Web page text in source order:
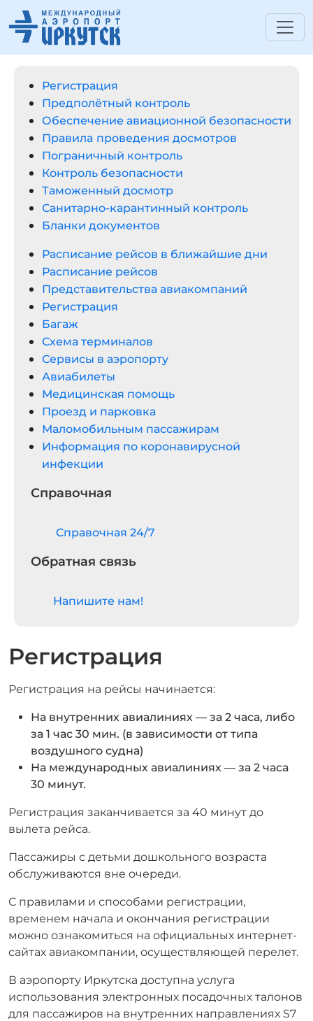
Регистрация
Регистрация на рейсы начинается:
На внутренних авиалиниях — за 2 часа, либо
за 1 час 30 мин. (в зависимости от типа
воздушного судна)
На международных авиалиниях — за 2 часа
30 минут.
Регистрация заканчивается за 40 минут до
вылета рейса.
Пассажиры с детьми дошкольного возраста
обслуживаются вне очереди.
С правилами и способами регистрации,
временем начала и окончания регистрации
можно ознакомиться на официальных интернет-
сайтах авиакомпании, осуществляющей перелет.
В аэропорту Иркутска доступна услуга
использования электронных посадочных талонов
для пассажиров на внутренних направлениях S7
Регистрация
Предполётный контроль
Обеспечение авиационной безопасности
Правилa проведения досмотров
Пограничный контроль
Контроль безопасности
Таможенный досмотр
Санитарно-карантинный контроль
Бланки документов
Расписание рейсов в ближайшие дни
Расписание рейсов
Представительства авиакомпаний
Регистрация
Багаж
Схема терминалов
Сервисы в аэропорту
Авиабилеты
Медицинская помощь
Проезд и парковка
Маломобильным пассажирам
Информация по коронавирусной
инфекции
Справочная
Cправочная 24/7
Обратная связь
Напишите нам!